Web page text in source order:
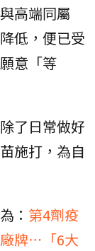
高端同屬
低，便已受
意「等
了日常做好
施打，為自
： 第4劑疫
牌⋯「6大